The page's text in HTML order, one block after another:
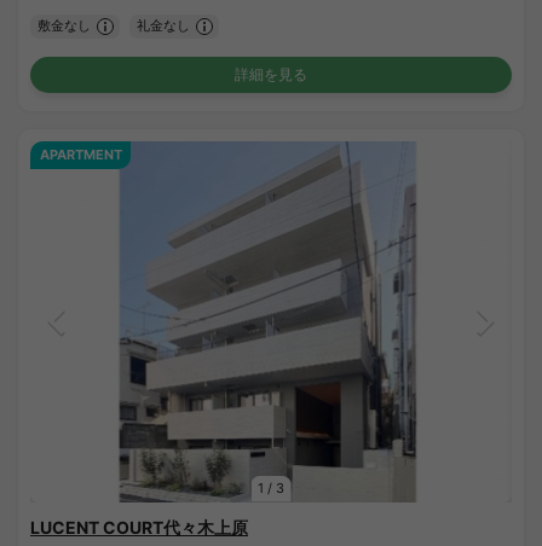
敷金なし 礼金なし
詳細を見る
1 / 3
APARTMENT
LUCENT COURT代々木上原